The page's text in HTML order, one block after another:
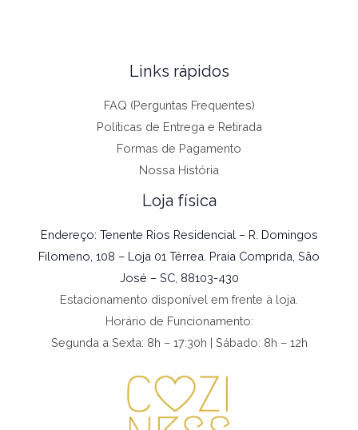
Links rápidos
FAQ (Perguntas Frequentes)
Políticas de Entrega e Retirada
Formas de Pagamento
Nossa História
Loja física
Endereço: Tenente Rios Residencial – R. Domingos
Filomeno, 108 – Loja 01 Térrea. Praia Comprida, São
José – SC, 88103-430
Estacionamento disponível em frente à loja.
Horário de Funcionamento:
Segunda a Sexta: 8h – 17:30h | Sábado: 8h – 12h